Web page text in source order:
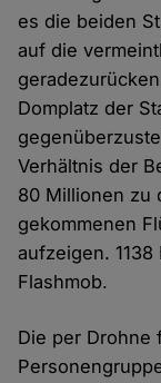
es die beiden
auf die
Domplatz der
Verhältnis der
80 Millionen zu
gekommenen
aufzeigen.
Flashmob.
Die per Drohne